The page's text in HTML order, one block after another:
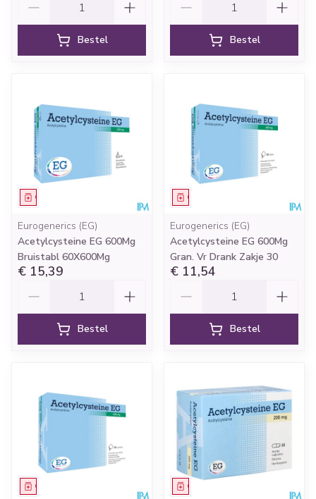
Bestel Bestel
Geneesmiddel
Eurogenerics (EG)
Acetylcysteine EG 600Mg
Bruistabl 60X600Mg
€ 15,39
Bestel
Geneesmiddel
Eurogenerics (EG)
Acetylcysteine EG 600Mg
Gran. Vr Drank Zakje 30
€ 11,54
Bestel
Geneesmiddel Geneesmiddel